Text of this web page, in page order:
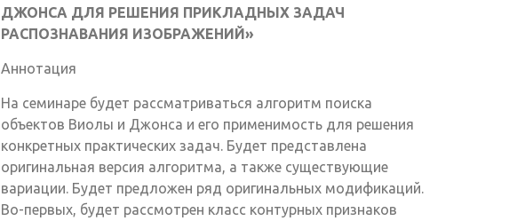
ДЖОНСА ДЛЯ РЕШЕНИЯ ПРИКЛАДНЫХ ЗАДАЧ
РАСПОЗНАВАНИЯ ИЗОБРАЖЕНИЙ»
Аннотация
На семинаре будет рассматриваться алгоритм поиска
объектов Виолы и Джонса и его применимость для решения
конкретных практических задач. Будет представлена
оригинальная версия алгоритма, а также существующие
вариации. Будет предложен ряд оригинальных модификаций.
Во-первых, будет рассмотрен класс контурных признаков